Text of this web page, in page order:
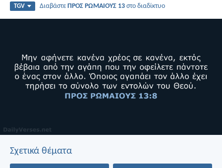
TGV ΔιαβάστεΠΡΟΣ ΡΩΜΑΙΟΥΣ 13 στο διαδίκτυο
Σχετικά θέματα